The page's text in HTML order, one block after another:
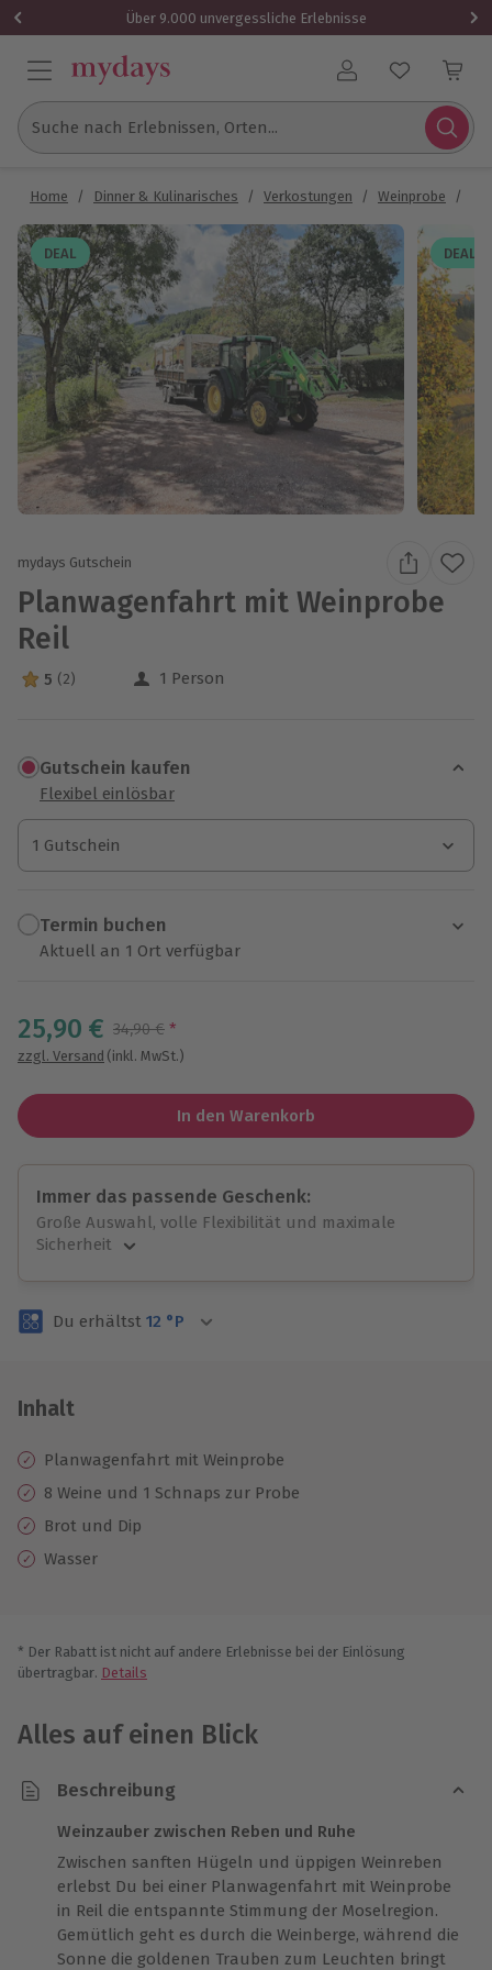
Über 9.000 unvergessliche Erlebnisse
Benutzerkonto
Suche nach Erlebnissen, Orten...
Home / Dinner & Kulinarisches / Verkostungen / Weinprobe /
DEAL DEAL
mydays Gutschein
Planwagenfahrt mit Weinprobe
Reil
5 Sterne von 5 aus 2 Bewertungen
5 (2) 1 Person
Gutschein kaufen
Flexibel einlösbar
1 Gutschein
1 Gutschein
1 Gutschein
Termin buchen
Aktuell an 1 Ort verfügbar
25,90 € Streichpreis
34,90 € *
zzgl. Versand (inkl. MwSt.)
In den Warenkorb
Immer das passende Geschenk:
Große Auswahl, volle Flexibilität und maximale
Sicherheit
Volle Flexibilität
3 Jahre gültig & verlängerbar.
Du erhältst 12 °P
Inhalt
Planwagenfahrt mit Weinprobe
8 Weine und 1 Schnaps zur Probe
Brot und Dip
Wasser
* Der Rabatt ist nicht auf andere Erlebnisse bei der Einlösung
übertragbar. Details
Alles auf einen Blick
Beschreibung
Weinzauber zwischen Reben und Ruhe
Zwischen sanften Hügeln und üppigen Weinreben
erlebst Du bei einer Planwagenfahrt mit Weinprobe
in Reil die entspannte Stimmung der Moselregion.
Gemütlich geht es durch die Weinberge, während die
Sonne die goldenen Trauben zum Leuchten bringt